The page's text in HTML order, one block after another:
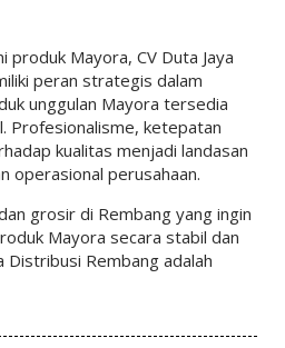
Mayora, CV Duta Jaya
peran strategis dalam
unggulan Mayora tersedia
Profesionalisme, ketepatan
kualitas menjadi landasan
operasional perusahaan.
grosir di Rembang yang ingin
Mayora secara stabil dan
Distribusi Rembang adalah